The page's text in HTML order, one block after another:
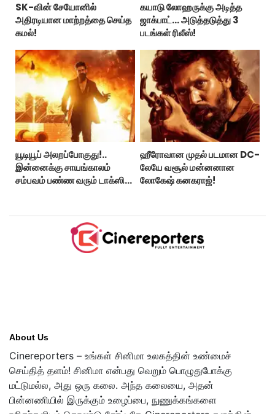
SK-வின் சேயோனில்
அதிரடியான மாற்றத்தை செய்த
கமல்!
கயாடு லோஹருக்கு அடித்த
ஜாக்பாட்... அடுத்தடுத்து 3
படங்கள் ரிலீஸ்!
யூடியூப் அலறப்போகுது!..
இன்னைக்கு சாயங்காலம்
சம்பவம் பண்ண வரும் டாக்ஸிக்
ஹீரோவான முதல் படமான DC-
லேயே வசூல் மன்னனான
லோகேஷ் கனகராஜ்!
About Us
Cinereporters – உங்கள் சினிமா உலகத்தின் உண்மைச்
செய்தித் தளம்! சினிமா என்பது வெறும் பொழுதுபோக்கு
மட்டுமல்ல, அது ஒரு கலை. அந்த கலையை, அதன்
பின்னணியில் இருக்கும் உழைப்பை, நுணுக்கங்களை